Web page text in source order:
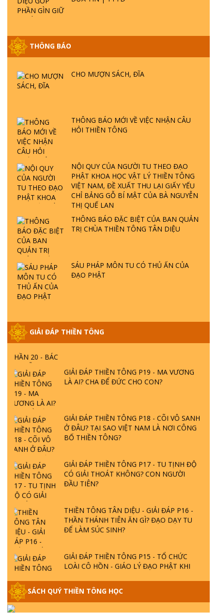
THÔNG BÁO
CHO MƯỢN SÁCH, ĐĨA
THÔNG BÁO MỚI VỀ VIỆC NHẬN CÂU
HỎI THIỀN TÔNG
NỘI QUY CỦA NGƯỜI TU THEO ĐẠO
PHẬT KHOA HỌC VẬT LÝ THIỀN TÔNG
VIỆT NAM, ĐỀ XUẤT THU LẠI GIẤY YẾU
CHỈ BẢNG GỖ BÍ MẬT CỦA BÀ NGUYỄN
THỊ QUẾ LAN
THÔNG BÁO ĐẶC BIỆT CỦA BAN QUẢN
TRỊ CHÙA THIỀN TÔNG TÂN DIỆU
SÁU PHÁP MÔN TU CÓ THỦ ẤN CỦA
ĐẠO PHẬT
GIẢI ĐÁP THIỀN TÔNG
GIẢI ĐÁP ĐẶC BIỆT P25 - SUỐT 49 NĂM
TTTD
GIẢI ĐÁP THIỀN TÔNG ĐẶC BIỆT P22 - TẠI
SAO TRÁI ĐẤT NHIỀU THIÊN TAI - LŨ LỤT
- HỎA HOẠN | TTTD
GIẢI ĐÁP THIỀN TÔNG ĐẶC BIỆT P21 - TẠI
GIẢI ĐÁP VỀ LỄ TIỄN THIỀN TÔNG SƯ
GIẢI ĐÁP THIỀN TÔNG ĐẶC BIỆT PHẦN 20
- BÁC NGUYỄN NHÂN LÀ AI? PHIỀN NÃO
GIẢI ĐÁP THIỀN TÔNG P19 - MA VƯƠNG
LÀ AI? CHA ĐỂ ĐỨC CHO CON?
GIẢI ĐÁP THIỀN TÔNG P18 - CÕI VÔ SANH
Ở ĐÂU? TẠI SAO VIỆT NAM LÀ NƠI CÔNG
BỐ THIỀN TÔNG?
GIẢI ĐÁP THIỀN TÔNG P17 - TU TỊNH ĐỘ
CÓ GIẢI THOÁT KHÔNG? CON NGƯỜI
ĐẦU TIÊN?
THIỀN TÔNG TÂN DIỆU - GIẢI ĐÁP P16 -
THẦN THÁNH TIÊN ĂN GÌ? ĐẠO DẠY TU
ĐỂ LÀM SÚC SINH?
GIẢI ĐÁP THIỀN TÔNG P15 - TỔ CHỨC
LOÀI CÔ HỒN - GIÁO LÝ ĐẠO PHẬT KHI
NÀO XUẤT BẢN
GIẢI ĐÁP THIỀN TÔNG ĐẶC BIỆT - P14 -
SÁCH QUÝ THIỀN TÔNG HỌC